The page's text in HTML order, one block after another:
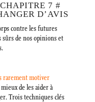
7 #
D’AVIS
contre les futures
sûrs de nos opinions et
rarement motiver
de les aider à
Trois techniques clés